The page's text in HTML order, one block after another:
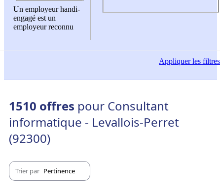
Un employeur handi-
engagé est un
employeur reconnu
Appliquerles filtres
1510 offres pour Consultant
informatique - Levallois-Perret
(92300)
Trier par Pertinence